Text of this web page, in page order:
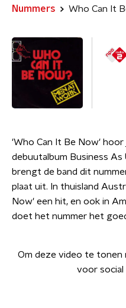
Nummers Who Can It
'Who Can It Be Now'
debuutalbum Business As
brengt de band dit
plaat uit. In thuisland
Now' een hit, en ook in
doet het nummer het
Om deze video te tonen
voor social